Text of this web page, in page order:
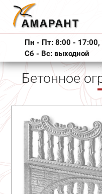
Пн - Пт: 8:00 - 17:00,
Сб - Вс: выходной
Бетонное